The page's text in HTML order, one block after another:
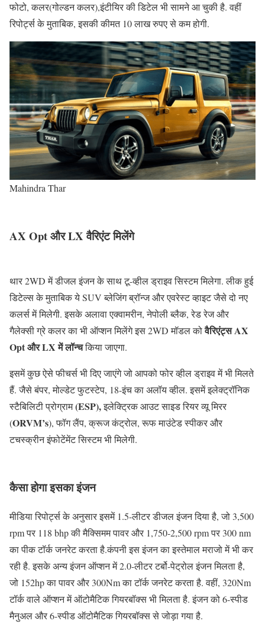
फोटो, कलर(गोल्डन कलर),इंटीयिर की डिटेल भी सामने आ चुकी है. वहीं
रिपोर्ट्स के मुताबिक, इसकी कीमत 10 लाख रुपए से कम होगी.
Mahindra Thar
AX Opt और LX वैरिएंट मिलेंगे
थार 2WD में डीजल इंजन के साथ टू-व्हील ड्राइव सिस्टम मिलेगा. लीक हुई
डिटेल्स के मुताबिक ये SUV ब्लेजिंग ब्रॉन्ज और एवरेस्ट व्हाइट जैसे दो नए
कलर्स में मिलेगी. इसके अलावा एक्वामरीन, नेपोली ब्लैक, रेड रेज और
गैलेक्सी ग्रे कलर का भी ऑप्शन मिलेंगे इस 2WD मॉडल कोवैरिएंट्स AX
Opt और LX में लॉन्चकिया जाएगा.
इसमें कुछ ऐसे फीचर्स भी दिए जाएंगे जो आपको फोर व्हील ड्राइव में भी मिलते
हैं. जैसे बंपर, मोल्डेट फुटस्टेप, 18-इंच का अलॉय व्हील. इसमें इलेक्ट्रॉनिक
स्टैबिलिटी प्रोग्राम(ESP),इलेक्ट्रिक आउट साइड रियर व्यू मिरर
(ORVM’s), फॉग लैंप, क्रूज कंट्रोल, रूफ माउंटेड स्पीकर और
टचस्क्रीन इंफोटेंमेंट सिस्टम भी मिलेगी.
कैसा होगा इसका इंजन
मीडिया रिपोर्ट्स के अनुसार इसमें 1.5-लीटर डीजल इंजन दिया है, जो 3,500
rpm पर 118 bhp की मैक्सिमम पावर और 1,750-2,500 rpm पर 300 nm
का पीक टॉर्क जनरेट करता है.कंपनी इस इंजन का इस्तेमाल मराजो में भी कर
रही है. इसके अन्य इंजन ऑप्शन में 2.0-लीटर टर्बो-पेट्रोल इंजन मिलता है,
जो 152hp का पावर और 300Nm का टॉर्क जनरेट करता है. वहीं, 320Nm
टॉर्क वाले ऑप्शन में ऑटोमैटिक गियरबॉक्स भी मिलता है. इंजन को 6-स्पीड
मैनुअल और 6-स्पीड ऑटोमैटिक गियरबॉक्स से जोड़ा गया है.